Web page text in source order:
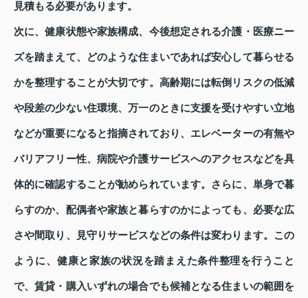
見積もる必要があります。
次に、健康状態や家族構成、今後想定される介護・医療ニー
ズを踏まえて、どのような住まいであれば安心して暮らせる
かを整理することが大切です。高齢期には転倒リスクの低減
や段差の少ない住環境、万一のときに支援を受けやすい立地
などが重要になると指摘されており、エレベーターの有無や
バリアフリー性、病院や介護サービスへのアクセスなどを具
体的に確認することが勧められています。さらに、単身で暮
らすのか、配偶者や家族と暮らすのかによっても、必要な広
さや間取り、見守りサービスなどの条件は変わります。この
ように、健康と家族の状況を踏まえた条件整理を行うこと
で、賃貸・購入いずれの場合でも候補となる住まいの範囲を